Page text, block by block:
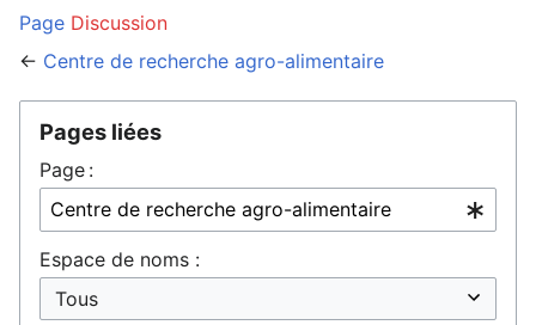
Page Discussion
← Centre de recherche agro-alimentaire
Pages liées
Page :
Espace de noms :